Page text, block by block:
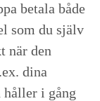
betala både
som du själv
när den
dina
håller i gång